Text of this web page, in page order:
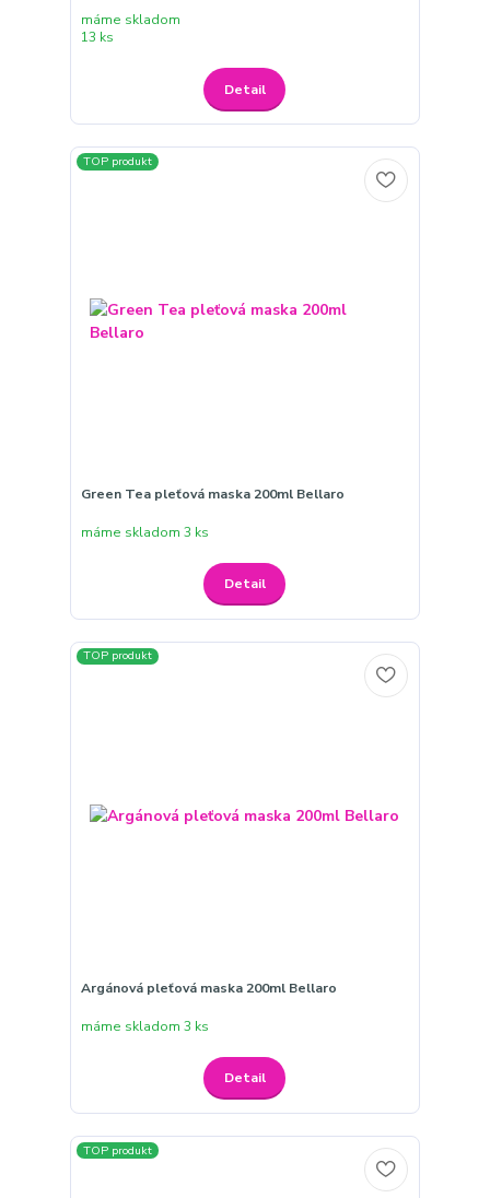
máme skladom
13 ks
Detail
TOP produkt
Green Tea pleťová maska 200ml Bellaro
máme skladom 3 ks
Detail
TOP produkt
Argánová pleťová maska 200ml Bellaro
máme skladom 3 ks
Detail
TOP produkt